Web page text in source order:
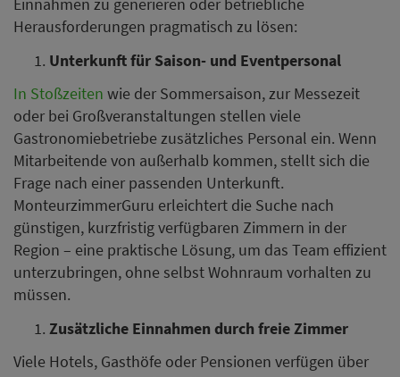
Einnahmen zu generieren oder betriebliche
Herausforderungen pragmatisch zu lösen:
Unterkunft für Saison- und Eventpersonal
In Stoßzeiten wie der Sommersaison, zur Messezeit
oder bei Großveranstaltungen stellen viele
Gastronomiebetriebe zusätzliches Personal ein. Wenn
Mitarbeitende von außerhalb kommen, stellt sich die
Frage nach einer passenden Unterkunft.
MonteurzimmerGuru erleichtert die Suche nach
günstigen, kurzfristig verfügbaren Zimmern in der
Region – eine praktische Lösung, um das Team effizient
unterzubringen, ohne selbst Wohnraum vorhalten zu
müssen.
Zusätzliche Einnahmen durch freie Zimmer
Viele Hotels, Gasthöfe oder Pensionen verfügen über